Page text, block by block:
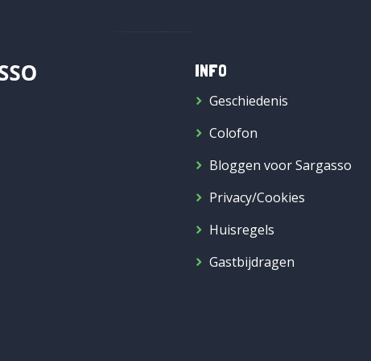
INFO
Geschiedenis
Colofon
Bloggen voor Sargasso
Privacy/Cookies
Huisregels
Gastbijdragen